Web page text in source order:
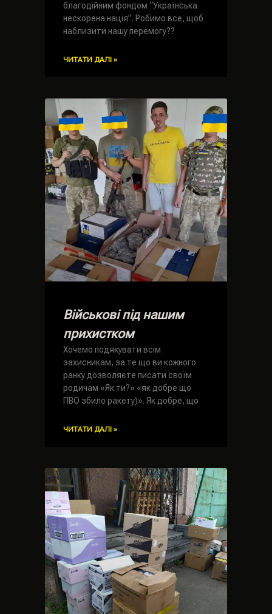
благодійним фондом “Українська
нескорена нація”. Робимо все, щоб
наблизити нашу перемогу??
ЧИТАТИ ДАЛІ »
Військові під нашим
прихистком
Хочемо подякувати всім
захисникам, за те що ви кожного
ранку дозволяєте писати своїм
родичам «Як ти?» «як добре що
ПВО збило ракету)». Як добре, що
ЧИТАТИ ДАЛІ »